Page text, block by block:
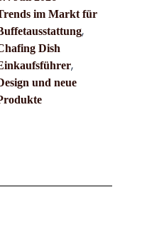
im Markt für
,
Dish
,
und neue